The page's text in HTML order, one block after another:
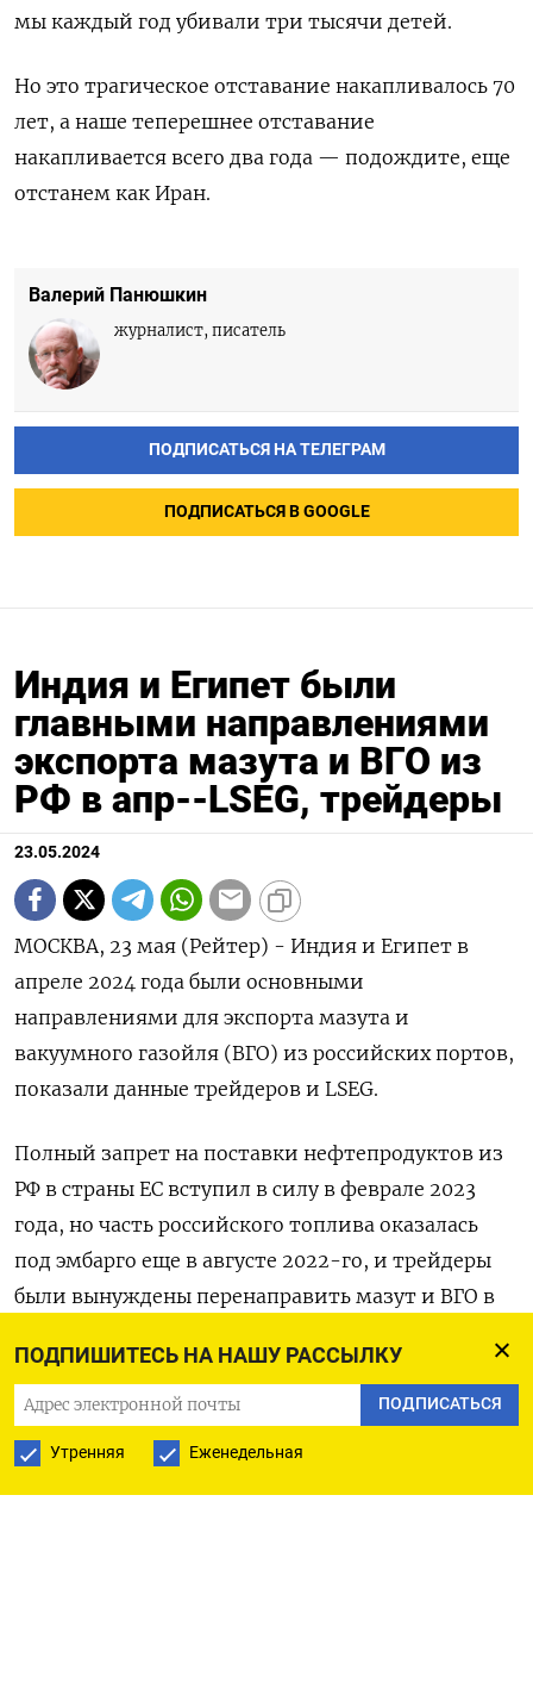
ПОДПИШИТЕСЬ НА НАШУ РАССЫЛКУ
ПОДПИСАТЬСЯ
Утренняя Еженедельная
мы каждый год убивали три тысячи детей.
Но это трагическое отставание накапливалось 70
лет, а наше теперешнее отставание
накапливается всего два года — подождите, еще
отстанем как Иран.
Валерий Панюшкин
журналист, писатель
ПОДПИСАТЬСЯ НА ТЕЛЕГРАМ
ПОДПИСАТЬСЯ В GOOGLE
Индия и Египет были
главными направлениями
экспорта мазута и ВГО из
РФ в апр--LSEG, трейдеры
23.05.2024
МОСКВА, 23 мая (Рейтер) - Индия и Египет в
апреле 2024 года были основными
направлениями для экспорта мазута и
вакуумного газойля (ВГО) из российских портов,
показали данные трейдеров и LSEG.
Полный запрет на поставки нефтепродуктов из
РФ в страны ЕС вступил в силу в феврале 2023
года, но часть российского топлива оказалась
под эмбарго еще в августе 2022-го, и трейдеры
были вынуждены перенаправить мазут и ВГО в
«борт-в-борт» (STS, ship-to-ship).
В апреле 2024 года Россия отгрузила в
направлении Индии около 0,6 миллиона тонн
темных нефтепродуктов после 0,4 миллиона